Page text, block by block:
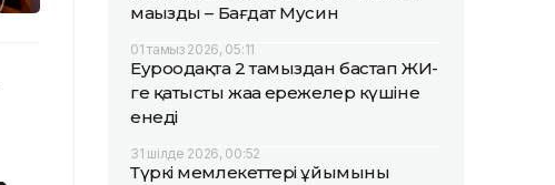
маңызды – Бағдат Мусин
01 тамыз 2026, 05:11
Еуроодақта 2 тамыздан бастап ЖИ-
ге қатысты жаңа ережелер күшіне
енеді
31 шілде 2026, 00:52
Түркі мемлекеттері ұйымының